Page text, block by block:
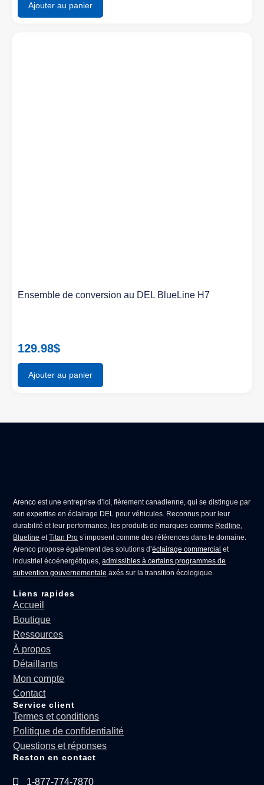
Ajouter au panier
Ensemble de conversion au DEL BlueLine H7
129.98$
Ajouter au panier
Arenco est une entreprise d’ici, fièrement canadienne, qui se distingue par
son expertise enéclairage DEL pour véhicules. Reconnus pour leur
durabilité et leur performance, les produits de marques comme Redline,
Blueline etTitan Pro s’imposent comme des références dans le domaine.
Arenco propose également des solutions d’éclairage commercial et
industriel écoénergétiques,admissibles à certains programmes de
subvention gouvernementale axés sur la transition écologique.
Liens rapides
Accueil
Boutique
Ressources
À propos
Détaillants
Mon compte
Contact
Service client
Termes et conditions
Politique de confidentialité
Questions et réponses
Reston en contact
1-877-774-7870